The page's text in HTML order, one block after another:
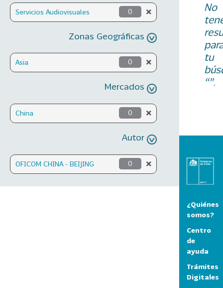
Servicios Audiovisuales 0
Zonas Geográficas
Asia 0
Mercados
China 0
Autor
OFICOM CHINA - BEIJING 0
No
tu
“”.
¿Quiénes
somos?
Centro
de
ayuda
Trámites
Digitales